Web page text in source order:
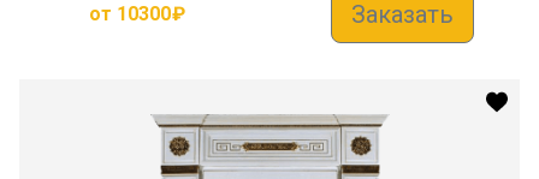
от 10300₽ Заказать